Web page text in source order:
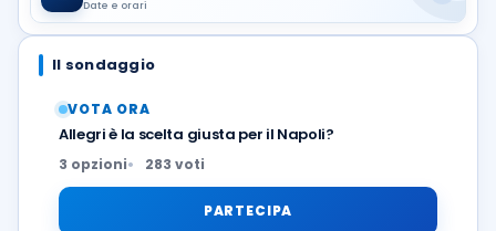
Date e orari
Il sondaggio
VOTA ORA
Allegri è la scelta giusta per il Napoli?
3 opzioni 283 voti
PARTECIPA